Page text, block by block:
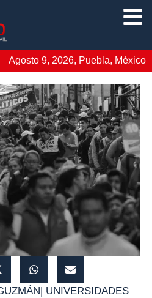
Agosto 9, 2026, Puebla, México
UNIVERSIDADES